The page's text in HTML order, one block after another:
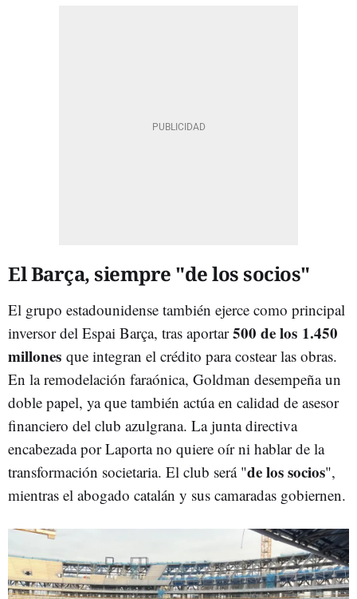
El Barça, siempre "de los socios"
El grupo estadounidense también ejerce como principal
inversor del Espai Barça, tras aportar500 de los 1.450
millones que integran el crédito para costear las obras.
En la remodelación faraónica, Goldman desempeña un
doble papel, ya que también actúa en calidad de asesor
financiero del club azulgrana. La junta directiva
encabezada por Laporta no quiere oír ni hablar de la
transformación societaria. El club será "de los socios",
mientras el abogado catalán y sus camaradas gobiernen.